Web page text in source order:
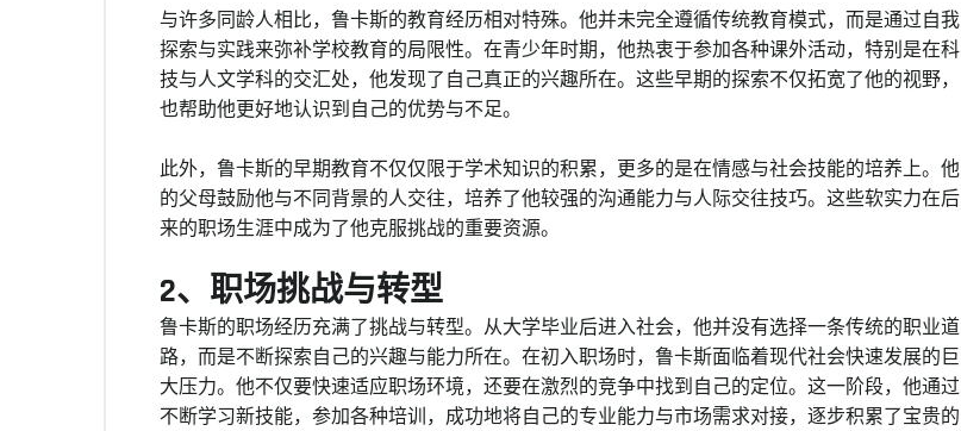
与许多同龄人相比，鲁卡斯的教育经历相对特殊。他并未完全遵循传统教育模式，而是通过自我
探索与实践来弥补学校教育的局限性。在青少年时期，他热衷于参加各种课外活动，特别是在科
技与人文学科的交汇处，他发现了自己真正的兴趣所在。这些早期的探索不仅拓宽了他的视野，
也帮助他更好地认识到自己的优势与不足。
此外，鲁卡斯的早期教育不仅仅限于学术知识的积累，更多的是在情感与社会技能的培养上。他
的父母鼓励他与不同背景的人交往，培养了他较强的沟通能力与人际交往技巧。这些软实力在后
来的职场生涯中成为了他克服挑战的重要资源。
2、职场挑战与转型
鲁卡斯的职场经历充满了挑战与转型。从大学毕业后进入社会，他并没有选择一条传统的职业道
路，而是不断探索自己的兴趣与能力所在。在初入职场时，鲁卡斯面临着现代社会快速发展的巨
大压力。他不仅要快速适应职场环境，还要在激烈的竞争中找到自己的定位。这一阶段，他通过
不断学习新技能，参加各种培训，成功地将自己的专业能力与市场需求对接，逐步积累了宝贵的